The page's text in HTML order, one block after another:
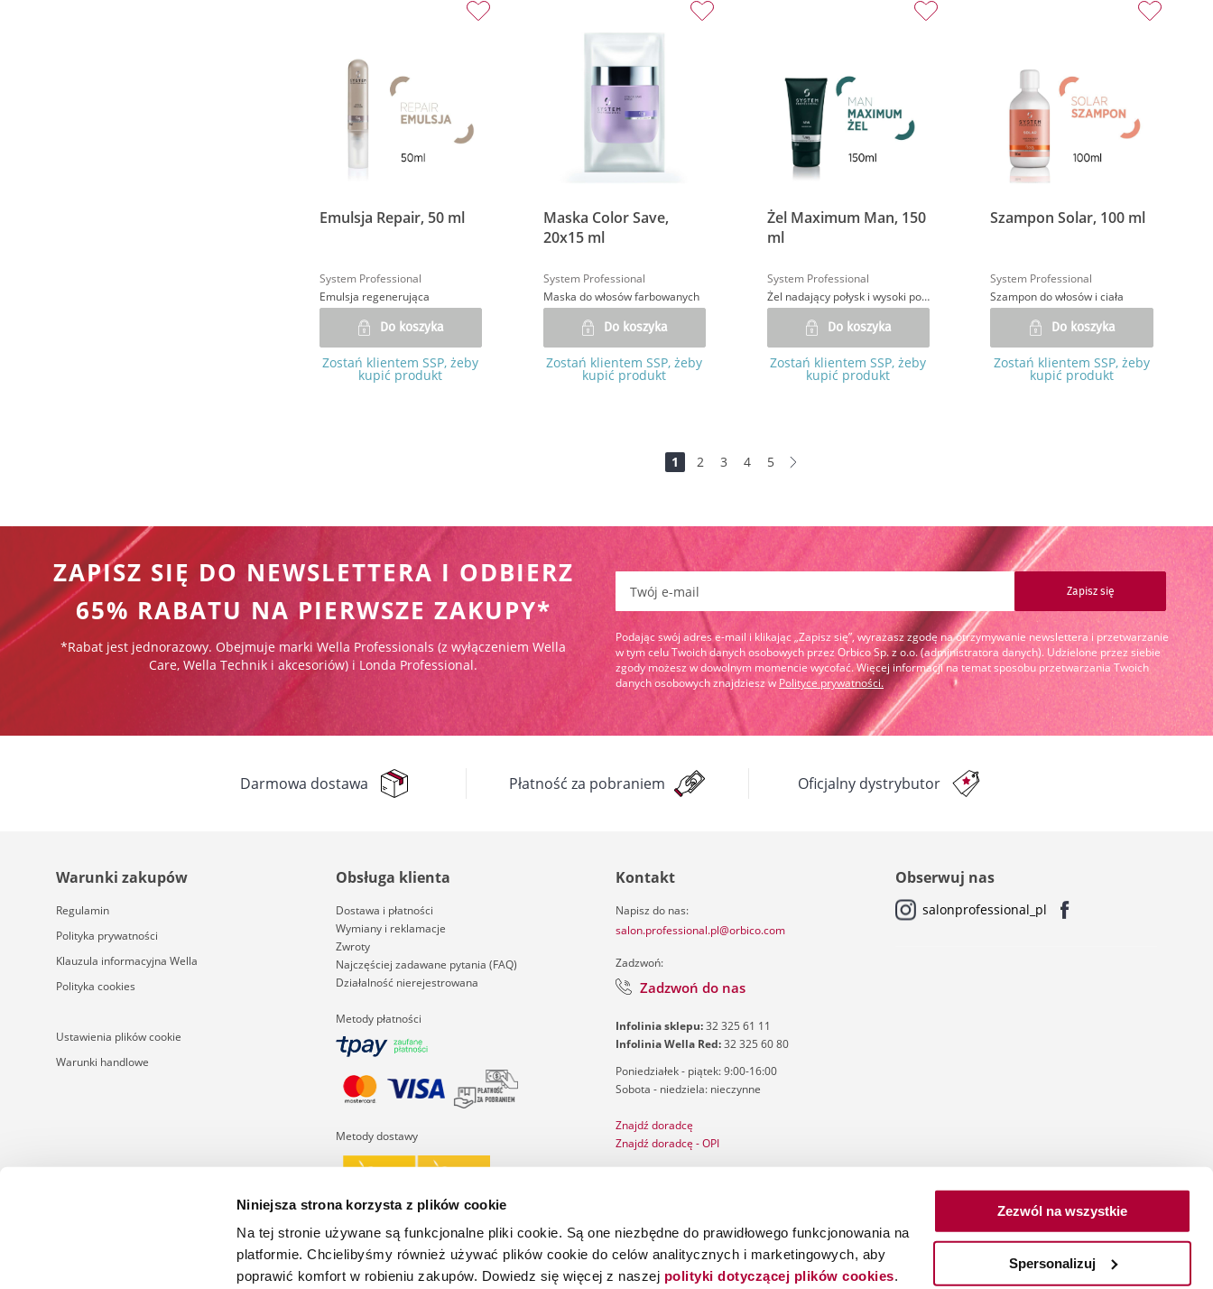
Niniejsza strona korzysta z plików cookie
Na tej stronie używane są funkcjonalne pliki cookie. Są one niezbędne do prawidłowego funkcjonowania na
platformie. Chcielibyśmy również używać plików cookie do celów analitycznych i marketingowych, aby
poprawić komfort w robieniu zakupów. Dowiedz się więcej z naszej polityki dotyczącej plików cookies.
Zezwól na wszystkie
Spersonalizuj
Emulsja Repair, 50 ml
System Professional
Emulsja regenerująca
Do koszyka
Zostań klientem SSP, żeby
kupić produkt
Maska Color Save,
20x15 ml
System Professional
Maska do włosów farbowanych
Do koszyka
Zostań klientem SSP, żeby
kupić produkt
Żel Maximum Man, 150
ml
System Professional
Żel nadający połysk i wysoki poziom utrwalenia
Do koszyka
Zostań klientem SSP, żeby
kupić produkt
Szampon Solar, 100 ml
System Professional
Szampon do włosów i ciała
Do koszyka
Zostań klientem SSP, żeby
kupić produkt
Strona
Jesteś na stronie
1 Strona
2 Strona
3 Strona
4 Strona
5
ZAPISZ SIĘ DO NEWSLETTERA I ODBIERZ
65% RABATU NA PIERWSZE ZAKUPY*
*Rabat jest jednorazowy. Obejmuje marki Wella Professionals (z wyłączeniem Wella
Care, Wella Technik i akcesoriów) i Londa Professional.
Zapisz się
Podając swój adres e-mail i klikając „Zapisz się”, wyrażasz zgodę na otrzymywanie newslettera i przetwarzanie
w tym celu Twoich danych osobowych przez Orbico Sp. z o.o. (administratora danych). Udzielone przez siebie
zgody możesz w dowolnym momencie wycofać. Więcej informacji na temat sposobu przetwarzania Twoich
danych osobowych znajdziesz w Polityce prywatności.
Darmowa dostawa Płatność za pobraniem Oficjalny dystrybutor
Warunki zakupów
Regulamin
Polityka prywatności
Klauzula informacyjna Wella
Polityka cookies
Ustawienia plików cookie
Warunki handlowe
Obsługa klienta
Dostawa i płatności
Wymiany i reklamacje
Zwroty
Najczęściej zadawane pytania (FAQ)
Działalność nierejestrowana
Metody płatności
Metody dostawy
Kontakt
Napisz do nas:
salon.professional.pl@orbico.com
Zadzwoń:
Zadzwoń do nas
Infolinia sklepu:32 325 61 11
Infolinia Wella Red:32 325 60 80
Poniedziałek - piątek: 9:00-16:00
Sobota - niedziela: nieczynne
Znajdź doradcę
Znajdź doradcę - OPI
Katalog ghd Cherry Chic
Obserwuj nas
salonprofessional_pl